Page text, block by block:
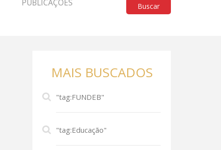
PUBLICAÇÕES Buscar
MAIS BUSCADOS
"tag:FUNDEB"
"tag:Educação"